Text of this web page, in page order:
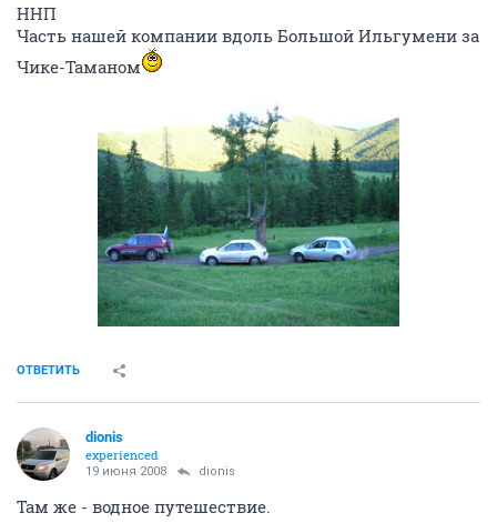
ННП
Часть нашей компании вдоль Большой Ильгумени за
Чике-Таманом
ОТВЕТИТЬ
dionis
experienced
19 июня 2008 dionis
Там же - водное путешествие.